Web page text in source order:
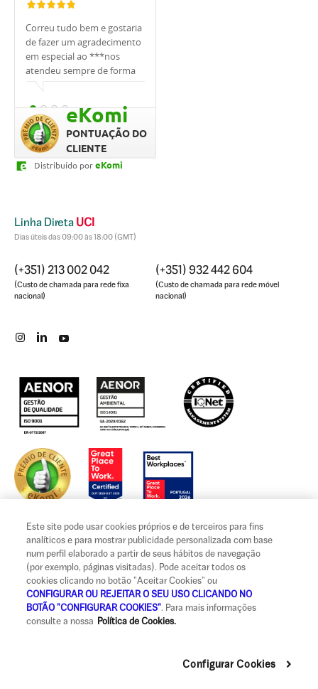
Correu tudo bem e gostaria
de fazer um agradecimento
em especial ao ***nos
atendeu sempre de forma
graças a ele conseguimos o
empréstimo tão
rapidamente e compramos
eKomi
PONTUAÇÃO DO
CLIENTE
Distribuído por eKomi
Linha Direta UCI
Dias úteis das 09:00 às 18:00 (GMT)
(+351) 213 002 042
(Custo de chamada para rede fixa
nacional)
(+351) 932 442 604
(Custo de chamada para rede móvel
nacional)
Aviso legal e termos de utilização
Privacidade, cookies e tratamento de dados
Informação legal e reclamações
Este site pode usar cookies próprios e de terceiros para fins
analíticos e para mostrar publicidade personalizada com base
num perfil elaborado a partir de seus hábitos de navegação
(por exemplo, páginas visitadas). Pode aceitar todos os
cookies clicando no botão "Aceitar Cookies" ou
CONFIGURAR OU REJEITAR O SEU USO CLICANDO NO
BOTÃO "CONFIGURAR COOKIES". Para mais informações
consulte a nossa
Política de Cookies.
Configurar Cookies